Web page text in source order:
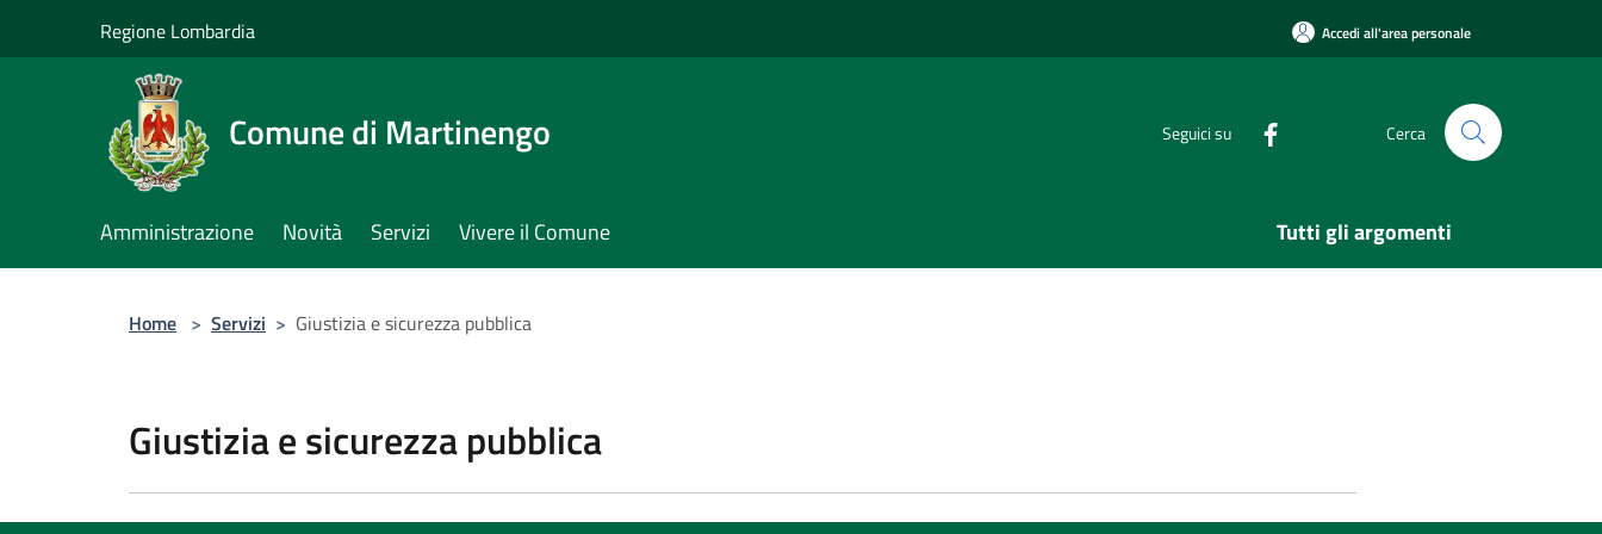
Regione Lombardia Accedi all'area personale
Comune di Martinengo Seguici su Cerca
Amministrazione Novità Servizi Vivere il Comune Tutti gli argomenti
Home > Servizi > Giustizia e sicurezza pubblica
Giustizia e sicurezza pubblica